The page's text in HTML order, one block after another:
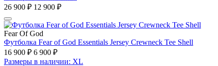
26 900 ₽ 12 900 ₽
Fear Of God
Футболка Fear of God Essentials Jersey Crewneck Tee Shell
16 900 ₽ 6 900 ₽
Размеры в наличии: XL